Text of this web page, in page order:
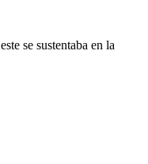
se sustentaba en la